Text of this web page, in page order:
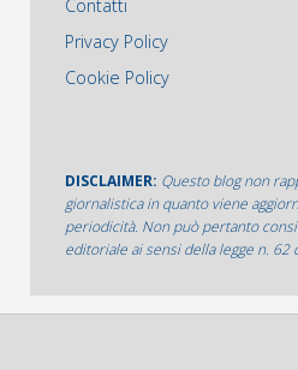
Contatti
Privacy Policy
Cookie Policy
DISCLAIMER: Questo blog non
giornalistica in quanto viene
periodicità. Non può pertanto
editoriale ai sensi della legge n. 62